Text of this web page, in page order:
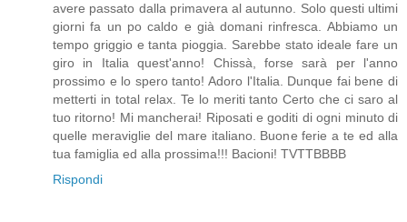
avere passato dalla primavera al autunno. Solo questi ultimi
giorni fa un po caldo e già domani rinfresca. Abbiamo un
tempo griggio e tanta pioggia. Sarebbe stato ideale fare un
giro in Italia quest'anno! Chissà, forse sarà per l'anno
prossimo e lo spero tanto! Adoro l'Italia. Dunque fai bene di
metterti in total relax. Te lo meriti tanto Certo che ci saro al
tuo ritorno! Mi mancherai! Riposati e goditi di ogni minuto di
quelle meraviglie del mare italiano. Buone ferie a te ed alla
tua famiglia ed alla prossima!!! Bacioni! TVTTBBBB
Rispondi